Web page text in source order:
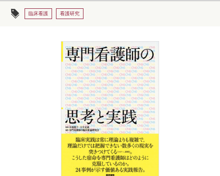
臨床看護 看護研究